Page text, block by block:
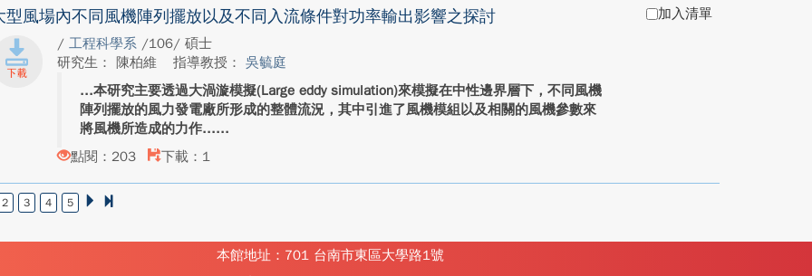
型風場內不同風機陣列擺放以及不同入流條件對功率輸出影響之探討
/工程科學系 /106/ 碩士
研究生： 陳柏維
指導教授：吳毓庭
本研究主要透過大渦漩模擬(Large eddy simulation)來模擬在中性邊界層下，不同風機
陣列擺放的風力發電廠所形成的整體流況，其中引進了風機模組以及相關的風機參數來
將風機所造成的力作...
點閱：203
下載：1
加入清單
2 3 4 5
本館地址：701 台南市東區大學路1號